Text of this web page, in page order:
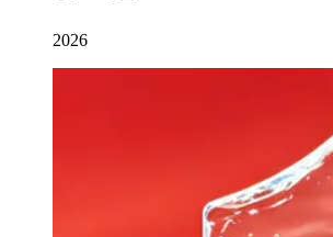
2026